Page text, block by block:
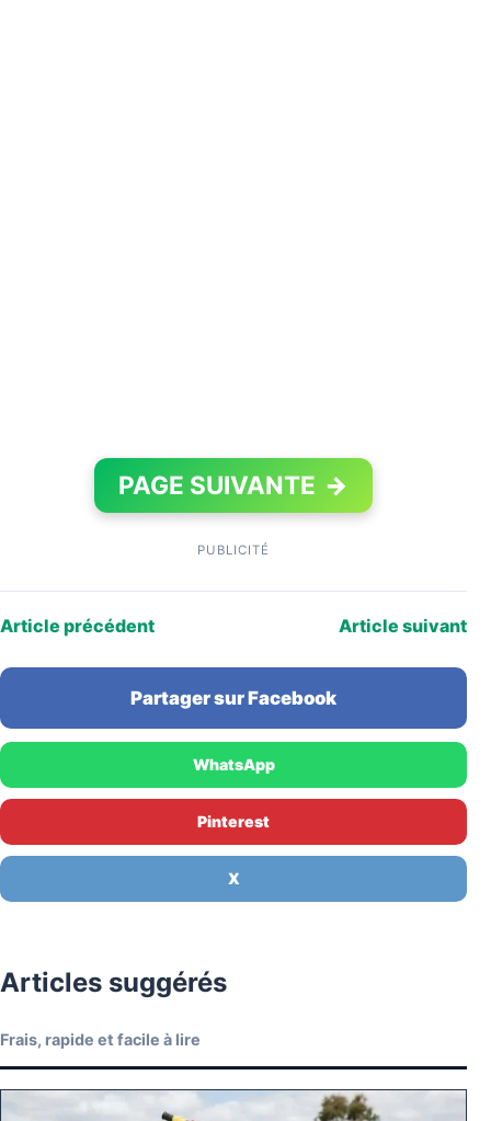
PAGE SUIVANTE →
PUBLICITÉ
Article précédent Article suivant
Partager sur Facebook
WhatsApp
Pinterest
X
Articles suggérés
Frais, rapide et facile à lire